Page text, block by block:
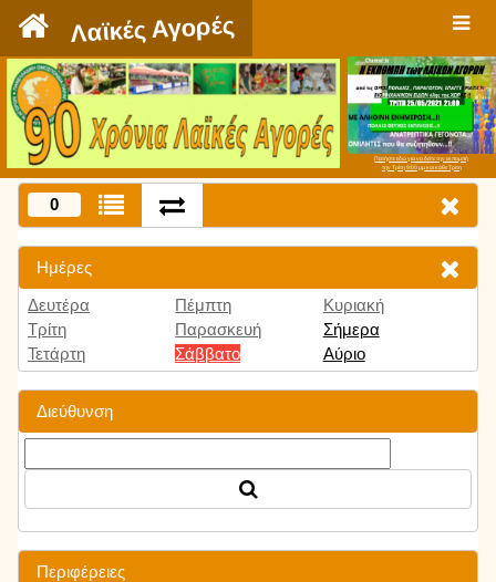
Λαϊκές Αγορές
Πατήστε εδώ για να δείτε την εκπομπή
την Τρίτη 9:00 μμ και κάθε Τρίτη
0
Ημέρες
Δευτέρα
Τρίτη
Τετάρτη
Πέμπτη
Παρασκευή
Σάββατο
Κυριακή
Σήμερα
Αύριο
Διεύθυνση
Περιφέρειες